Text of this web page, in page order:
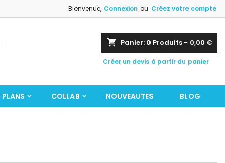
Bienvenue, Connexion ou Créez votre compte
shopping_cart Panier: 0 Produits - 0,00 €
Créer un devis à partir du panier
COLLAB NOUVEAUTES BLOG